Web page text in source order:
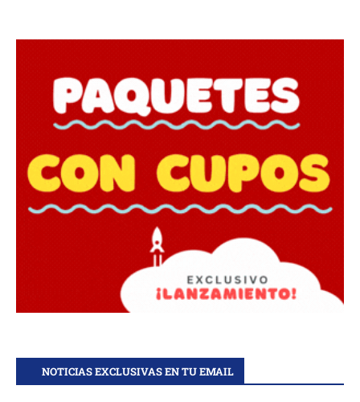
NOTICIAS EXCLUSIVAS EN TU EMAIL